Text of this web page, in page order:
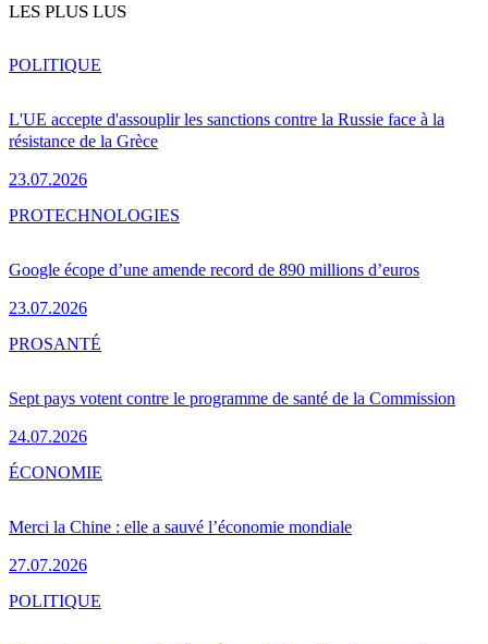
LES PLUS LUS
L'UE accepte d'assouplir les sanctions contre la Russie face à la
résistance de la Grèce
23.07.2026
POLITIQUE
Google écope d’une amende record de 890 millions d’euros
23.07.2026
PROTECHNOLOGIES
Sept pays votent contre le programme de santé de la Commission
24.07.2026
PROSANTÉ
Merci la Chine : elle a sauvé l’économie mondiale
27.07.2026
ÉCONOMIE
POLITIQUE